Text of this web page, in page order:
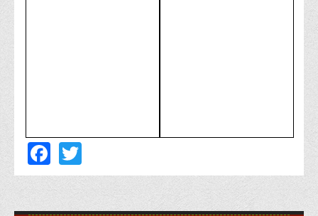
Положення про порядок розрахунків за договорами про
навчання(підготовку) громадян України
Перелік платних освітніх та інших послуг
Facebook